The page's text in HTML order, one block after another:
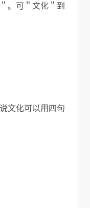
。可＂文化＂到
文化可以用四句